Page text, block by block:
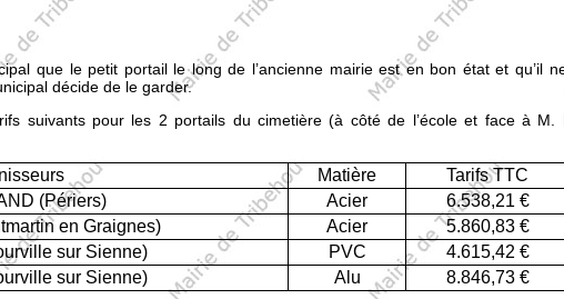
que le petit portail le long de l’ancienne mairie est en bon état et qu’il
décide de le garder.
suivants pour les 2 portails du cimetière (à côté de l’école et face à M.
Matière
Tarifs TTC
(Périers)
Acier
6.538,21 €
en Graignes)
Acier
5.860,83 €
sur Sienne)
PVC
4.615,42 €
sur Sienne)
Alu 8.846,73 €